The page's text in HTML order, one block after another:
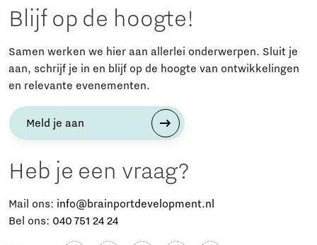
Blijf op de hoogte!
Samen werken we hier aan allerlei onderwerpen. Sluit je
aan, schrijf je in en blijf op de hoogte van ontwikkelingen
en relevante evenementen.
Meld je aan
Heb je een vraag?
Mail ons: info@brainportdevelopment.nl
Bel ons: 040 751 24 24